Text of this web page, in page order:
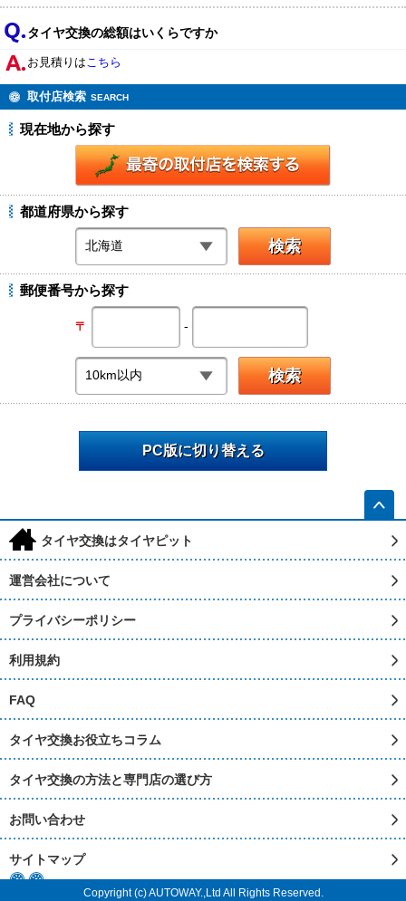
タイヤ交換の総額はいくらですか
お見積りはこちら
取付店検索 SEARCH
現在地から探す
都道府県から探す
郵便番号から探す
〒 -
PC版に切り替える
h タイヤ交換はタイヤピット
運営会社について
プライバシーポリシー
利用規約
FAQ
タイヤ交換お役立ちコラム
タイヤ交換の方法と専門店の選び方
お問い合わせ
サイトマップ
Copyright (c) AUTOWAY.,Ltd All Rights Reserved.